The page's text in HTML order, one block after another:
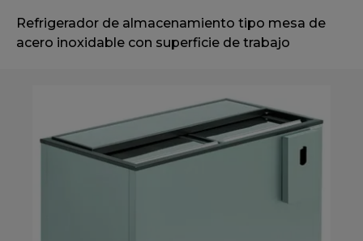
Refrigerador de almacenamiento tipo mesa de
acero inoxidable con superficie de trabajo